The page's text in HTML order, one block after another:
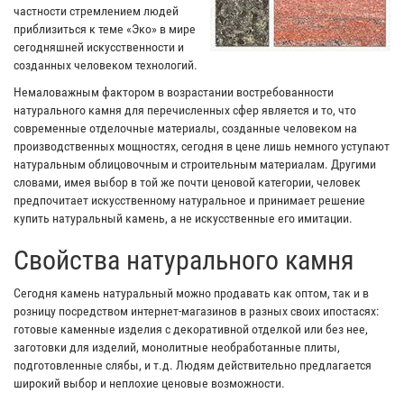
частности стремлением людей
приблизиться к теме «Эко» в мире
сегодняшней искусственности и
созданных человеком технологий.
Немаловажным фактором в возрастании востребованности
натурального камня для перечисленных сфер является и то, что
современные отделочные материалы, созданные человеком на
производственных мощностях, сегодня в цене лишь немного уступают
натуральным облицовочным и строительным материалам. Другими
словами, имея выбор в той же почти ценовой категории, человек
предпочитает искусственному натуральное и принимает решение
купить натуральный камень, а не искусственные его имитации.
Свойства натурального камня
Сегодня камень натуральный можно продавать как оптом, так и в
розницу посредством интернет-магазинов в разных своих ипостасях:
готовые каменные изделия с декоративной отделкой или без нее,
заготовки для изделий, монолитные необработанные плиты,
подготовленные слябы, и т.д. Людям действительно предлагается
широкий выбор и неплохие ценовые возможности.